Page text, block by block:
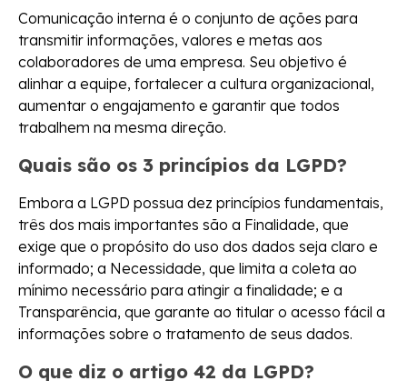
Comunicação interna é o conjunto de ações para
transmitir informações, valores e metas aos
colaboradores de uma empresa. Seu objetivo é
alinhar a equipe, fortalecer a cultura organizacional,
aumentar o engajamento e garantir que todos
trabalhem na mesma direção.
Quais são os 3 princípios da LGPD?
Embora a LGPD possua dez princípios fundamentais,
três dos mais importantes são a Finalidade, que
exige que o propósito do uso dos dados seja claro e
informado; a Necessidade, que limita a coleta ao
mínimo necessário para atingir a finalidade; e a
Transparência, que garante ao titular o acesso fácil a
informações sobre o tratamento de seus dados.
O que diz o artigo 42 da LGPD?